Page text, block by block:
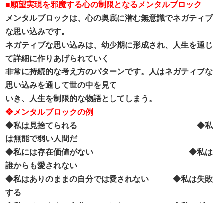
■願望実現を邪魔する心の制限となるメンタルブロック
メンタルブロックは、心の奥底に潜む無意識でネガティブ
な思い込みです。
ネガティブな思い込みは、幼少期に形成され、人生を通じ
て詳細に作りあげられていく
非常に持続的な考え方のパターンです。人はネガティブな
思い込みを通して世の中を見て
いき、人生を制限的な物語としてしまう。
❖メンタルブロックの例
◆私は見捨てられる ◆私
は無能で弱い人間だ
◆私には存在価値がない ◆私は
誰からも愛されない
◆私はありのままの自分では愛されない ◆私は失敗
する